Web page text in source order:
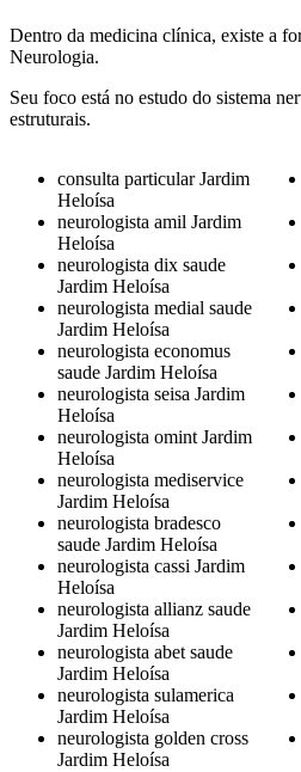
Dentro da medicina clínica, existe a
Neurologia.
Seu foco está no estudo do sistema
estruturais.
consulta particular Jardim
Heloísa
neurologista amil Jardim
Heloísa
neurologista dix saude
Jardim Heloísa
neurologista medial saude
Jardim Heloísa
neurologista economus
saude Jardim Heloísa
neurologista seisa Jardim
Heloísa
neurologista omint Jardim
Heloísa
neurologista mediservice
Jardim Heloísa
neurologista bradesco
saude Jardim Heloísa
neurologista cassi Jardim
Heloísa
neurologista allianz saude
Jardim Heloísa
neurologista abet saude
Jardim Heloísa
neurologista sulamerica
Jardim Heloísa
neurologista golden cross
Jardim Heloísa